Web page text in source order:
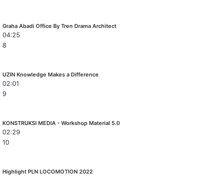
Graha Abadi Office By Tren Drama Architect
04:25
8
UZIN Knowledge Makes a Difference
02:01
9
KONSTRUKSI MEDIA - Workshop Material 5.0
02:29
10
Highlight PLN LOCOMOTION 2022